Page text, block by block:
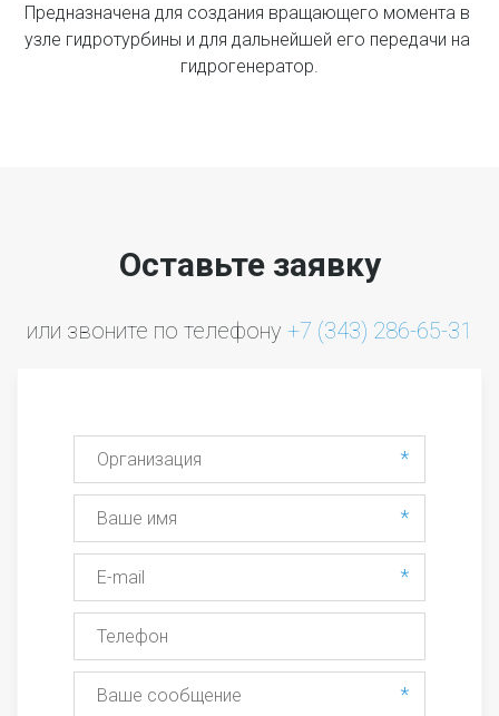
Предназначена для создания вращающего момента в
узле гидротурбины и для дальнейшей его передачи на
гидрогенератор.
Оставьте заявку
или звоните по телефону +7 (343) 286-65-31
*
*
*
*